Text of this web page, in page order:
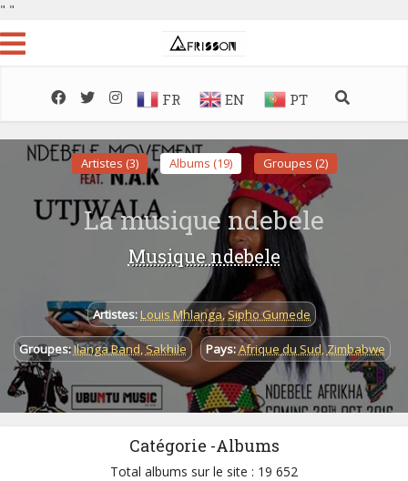
" "
FR EN PT
Artistes (3) Albums (19) Groupes (2)
La musique ndebele
Musique ndebele
Artistes: Louis Mhlanga,Sipho Gumede
Groupes:Ilanga Band,Sakhile Pays:Afrique du Sud,Zimbabwe
Catégorie -Albums
Total albums sur le site : 19 652